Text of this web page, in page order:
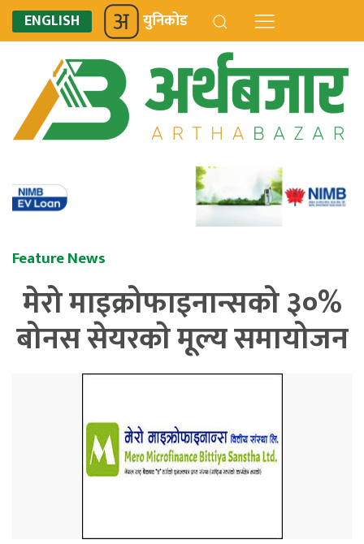
ENGLISH युनिकोड
Feature News
मेरो माइक्रोफाइनान्सको ३०%
बोनस सेयरकाे मूल्य समायोजन